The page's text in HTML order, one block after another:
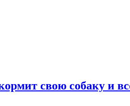
свою собаку и